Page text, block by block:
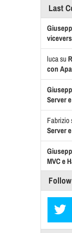
Last
luca su
con
Server
Fabrizio
Server
MVC e
Follow